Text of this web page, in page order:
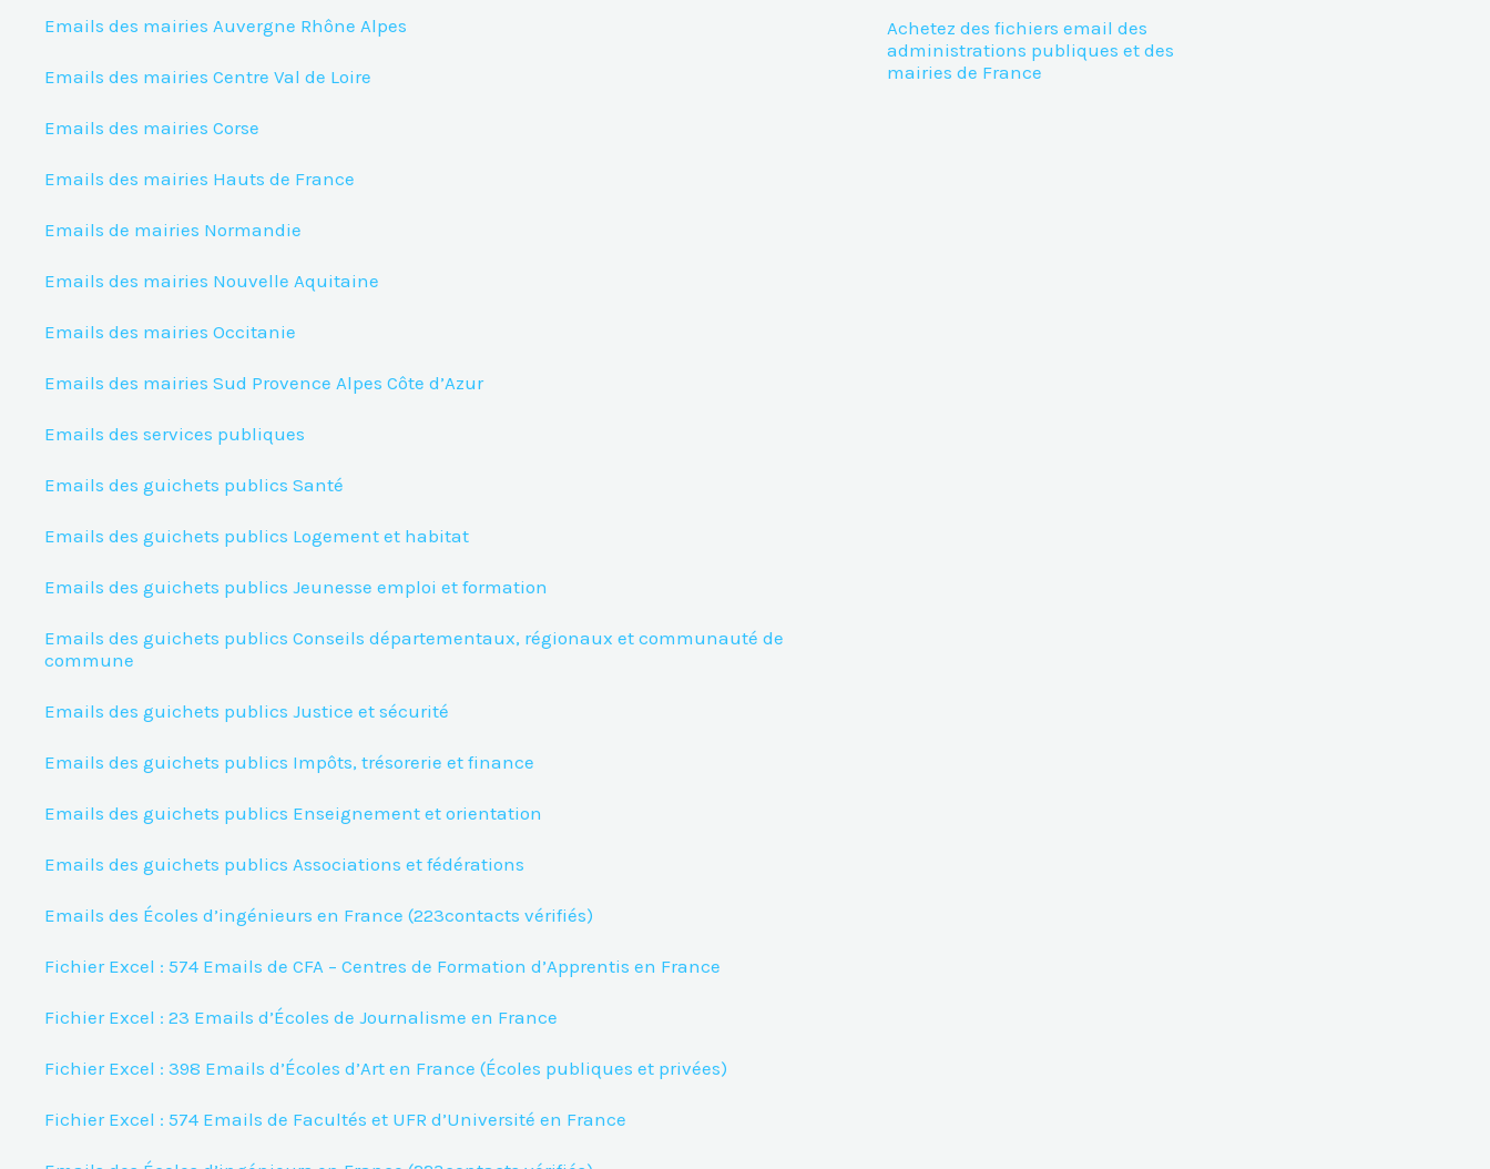
Emails des mairies Auvergne Rhône Alpes
Emails des mairies Centre Val de Loire
Emails des mairies Corse
Emails des mairies Hauts de France
Emails de mairies Normandie
Emails des mairies Nouvelle Aquitaine
Emails des mairies Occitanie
Emails des mairies Sud Provence Alpes Côte d’Azur
Emails des services publiques
Emails des guichets publics Santé
Emails des guichets publics Logement et habitat
Emails des guichets publics Jeunesse emploi et formation
Emails des guichets publics Conseils départementaux, régionaux et communauté de
commune
Emails des guichets publics Justice et sécurité
Emails des guichets publics Impôts, trésorerie et finance
Emails des guichets publics Enseignement et orientation
Emails des guichets publics Associations et fédérations
Emails des Écoles d’ingénieurs en France (223contacts vérifiés)
Fichier Excel : 574 Emails de CFA – Centres de Formation d’Apprentis en France
Fichier Excel : 23 Emails d’Écoles de Journalisme en France
Fichier Excel : 398 Emails d’Écoles d’Art en France (Écoles publiques et privées)
Fichier Excel : 574 Emails de Facultés et UFR d’Université en France
Achetez des fichiers email des
administrations publiques et des
mairies de France